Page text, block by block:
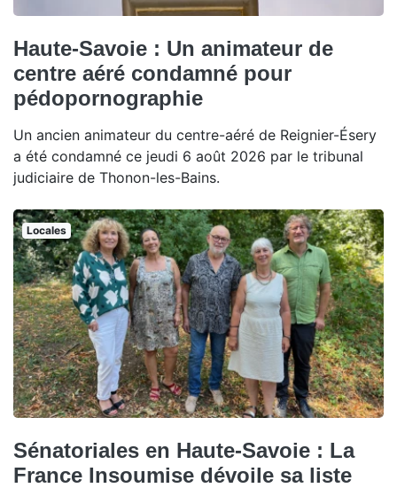
Haute-Savoie : Un animateur de
centre aéré condamné pour
pédopornographie
Un ancien animateur du centre-aéré de Reignier-Ésery
a été condamné ce jeudi 6 août 2026 par le tribunal
judiciaire de Thonon-les-Bains.
Locales
Sénatoriales en Haute-Savoie : La
France Insoumise dévoile sa liste